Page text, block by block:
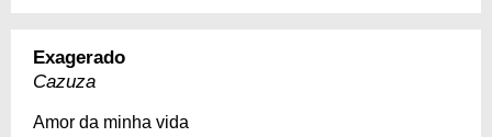
Exagerado
Cazuza
Amor da minha vida